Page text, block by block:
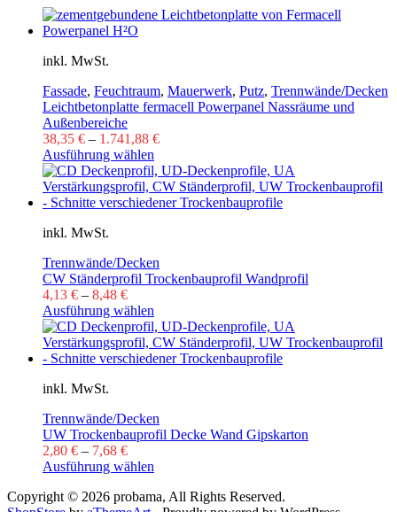
inkl. MwSt.
Fassade, Feuchtraum, Mauerwerk, Putz, Trennwände/Decken
Leichtbetonplatte fermacell Powerpanel Nassräume und
Außenbereiche
38,35 € – 1.741,88 €
Ausführung wählen
inkl. MwSt.
Trennwände/Decken
CW Ständerprofil Trockenbauprofil Wandprofil
4,13 € – 8,48 €
Ausführung wählen
inkl. MwSt.
Trennwände/Decken
UW Trockenbauprofil Decke Wand Gipskarton
2,80 € – 7,68 €
Ausführung wählen
Copyright © 2026 probama, All Rights Reserved.